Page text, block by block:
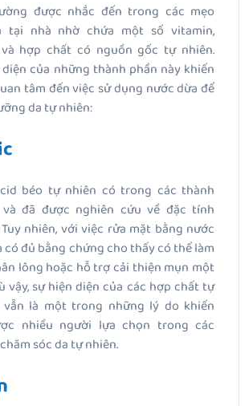
được nhắc đến trong các mẹo
tại nhà nhờ chứa một số vitamin,
hợp chất có nguồn gốc tự nhiên.
của những thành phần này khiến
tâm đến việc sử dụng nước dừa để
da tự nhiên:
béo tự nhiên có trong các thành
đã được nghiên cứu về đặc tính
nhiên, với việc rửa mặt bằng nước
có đủ bằng chứng cho thấy có thể làm
lông hoặc hỗ trợ cải thiện mụn một
vậy, sự hiện diện của các hợp chất tự
là một trong những lý do khiến
nhiều người lựa chọn trong các
sóc da tự nhiên.